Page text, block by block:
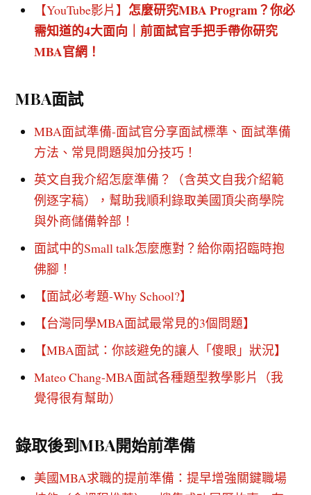
【YouTube影片】 怎麼研究MBA Program？你必
需知道的4大面向｜前面試官手把手帶你研究
MBA官網！
MBA面試
MBA面試準備-面試官分享面試標準、面試準備
方法、常見問題與加分技巧！
英文自我介紹怎麼準備？（含英文自我介紹範
例逐字稿），幫助我順利錄取美國頂尖商學院
與外商儲備幹部！
面試中的Small talk怎麼應對？給你兩招臨時抱
佛腳！
【面試必考題-Why School?】
【台灣同學MBA面試最常見的3個問題】
【MBA面試：你該避免的讓人「傻眼」狀況】
Mateo Chang-MBA面試各種題型教學影片（我
覺得很有幫助）
錄取後到MBA開始前準備
美國MBA求職的提前準備：提早增強關鍵職場